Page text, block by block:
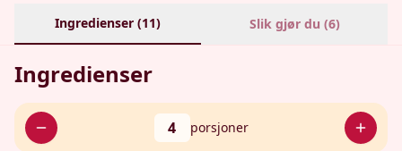
Ingredienser (11) Slik gjør du (6)
Ingredienser
4 porsjoner